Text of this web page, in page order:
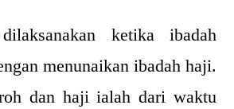
ketika ibadah
menunaikan ibadah haji.
dan haji ialah dari waktu